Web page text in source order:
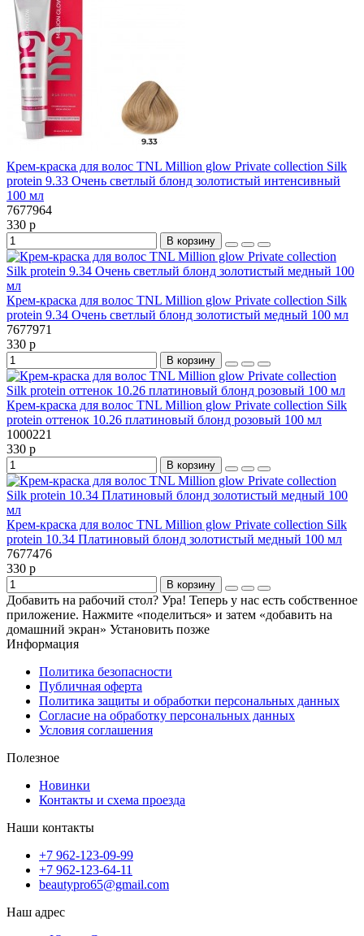
Крем-краска для волос TNL Million glow Private collection Silk
protein 9.33 Очень светлый блонд золотистый интенсивный
100 мл
7677964
330 р
В корзину
Крем-краска для волос TNL Million glow Private collection Silk
protein 9.34 Очень светлый блонд золотистый медный 100 мл
7677971
330 р
В корзину
Крем-краска для волос TNL Million glow Private collection Silk
protein оттенок 10.26 платиновый блонд розовый 100 мл
1000221
330 р
В корзину
Крем-краска для волос TNL Million glow Private collection Silk
protein 10.34 Платиновый блонд золотистый медный 100 мл
7677476
330 р
В корзину
Добавить на рабочий стол? Ура! Теперь у нас есть собственное
приложение. Нажмите «поделиться» и затем «добавить на
домашний экран» Установить позже
Информация
Политика безопасности
Публичная оферта
Политика защиты и обработки персональных данных
Согласие на обработку персональных данных
Условия соглашения
Полезное
Новинки
Контакты и схема проезда
Наши контакты
+7 962-123-09-99
+7 962-123-64-11
beautypro65@gmail.com
Наш адрес